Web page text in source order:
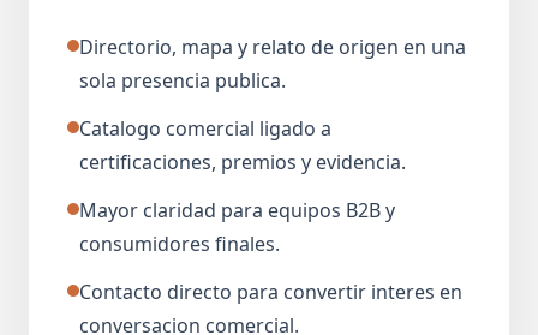
Directorio, mapa y relato de origen en una
sola presencia publica.
Catalogo comercial ligado a
certificaciones, premios y evidencia.
Mayor claridad para equipos B2B y
consumidores finales.
Contacto directo para convertir interes en
conversacion comercial.